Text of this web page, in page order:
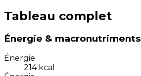
Tableau complet
Énergie & macronutriments
Énergie
214 kcal